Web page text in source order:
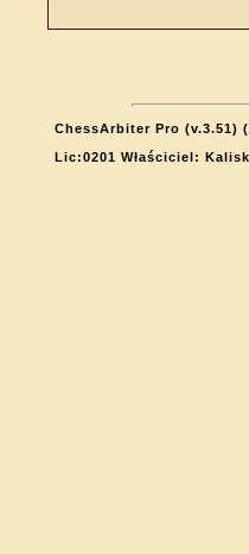
ChessArbiter Pro (v.3.51)
Lic:0201 Właściciel: